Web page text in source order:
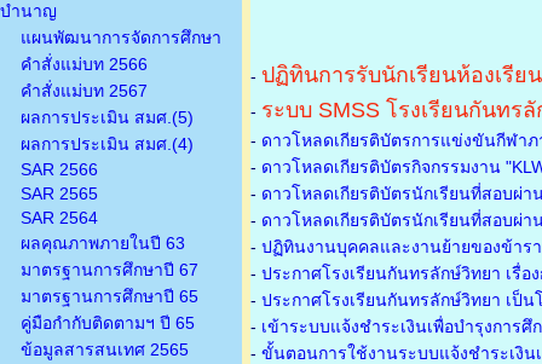
บำนาญ
แผนพัฒนาการจัดการศึกษา
คำสั่งแม่บท 2566
คำสั่งแม่บท 2567
ผลการประเมิน สมศ.(5)
ผลการประเมิน สมศ.(4)
SAR 2566
SAR 2565
SAR 2564
ผลคุณภาพภายในปี 63
มาตรฐานการศึกษาปี 67
มาตรฐานการศึกษาปี 65
คู่มือกำกับติดตามฯ ปี 65
ข้อมูลสารสนเทศ 2565
- ปฏิทินการรับนักเรียนห้องเรีย
- ระบบ SMSS โรงเรียนกันทร
- ดาวโหลดเกียรติบัตรการแข่งขันกีฬา
- ดาวโหลดเกียรติบัตรกิจกรรมงาน
- ดาวโหลดเกียรติบัตรนักเรียนที่สอบผ่
- ดาวโหลดเกียรติบัตรนักเรียนที่สอบผ่
- ปฏิทินงานบุคคลและงานย้ายของข้าร
- ประกาศโรงเรียนกันทรลักษ์วิทยา เรื่
- ประกาศโรงเรียนกันทรลักษ์วิทยา เป็
- เข้าระบบแจ้งชำระเงินเพื่อบำรุงการศึ
- ขั้นตอนการใช้งานระบบแจ้งชำระเงิน